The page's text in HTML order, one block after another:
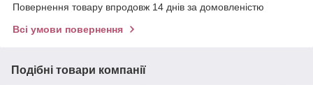
Повернення товару впродовж 14 днів за домовленістю
Всі умови повернення
Подібні товари компанії